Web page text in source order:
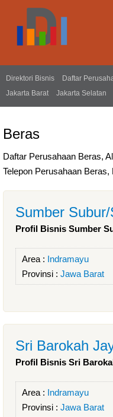
Direktori Bisnis Daftar
Jakarta Barat
Jakarta Selatan
Beras
Daftar Perusahaan Beras,
Telepon Perusahaan
Sumber
Profil Bisnis Sumber
Area : Indramayu
Provinsi : Jawa Barat
Sri Barokah
Profil Bisnis Sri
Area : Indramayu
Provinsi : Jawa Barat